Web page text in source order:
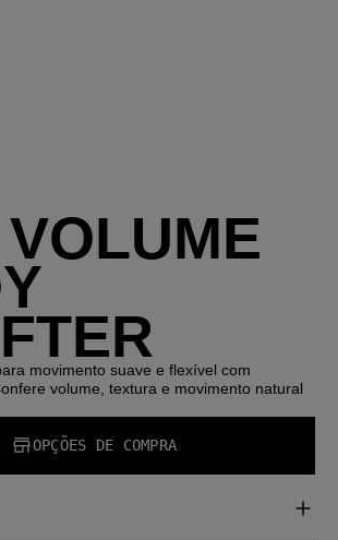
movimento suave e flexível com
volume, textura e movimento natural
OPÇÕES DE COMPRA